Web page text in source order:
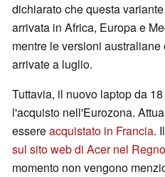
dichiarato che questa
arrivata in Africa, Europa e
mentre le versioni
arrivate a luglio.
Tuttavia, il nuovo laptop da
l'acquisto nell'Eurozona.
essereacquistato in Francia.
sul sito web di Acer nel
momento non vengono